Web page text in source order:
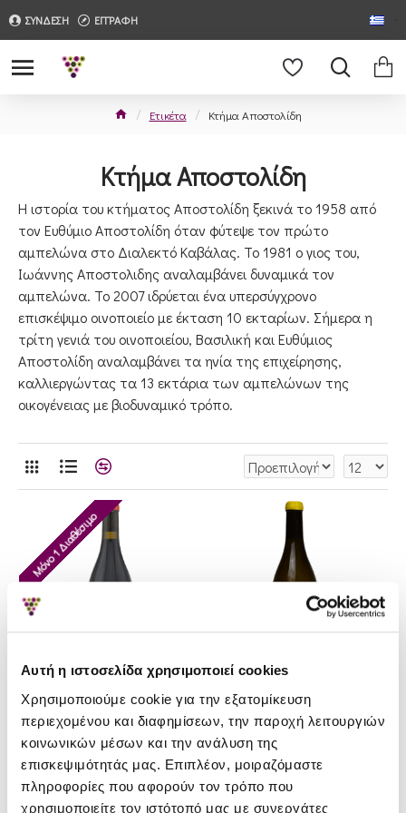
Αυτή η ιστοσελίδα χρησιμοποιεί cookies
Χρησιμοποιούμε cookie για την εξατομίκευση
περιεχομένου και διαφημίσεων, την παροχή λειτουργιών
κοινωνικών μέσων και την ανάλυση της
επισκεψιμότητάς μας. Επιπλέον, μοιραζόμαστε
πληροφορίες που αφορούν τον τρόπο που
χρησιμοποιείτε τον ιστότοπό μας με συνεργάτες
ΣΥΝΔΕΣΗ ΕΓΓΡΑΦΗ
Ετικέτα Κτήμα Αποστολίδη
Κτήμα Αποστολίδη
Η ιστορία του κτήματος Αποστολίδη ξεκινά το 1958 από
τον Ευθύμιο Αποστολίδη όταν φύτεψε τον πρώτο
αμπελώνα στο Διαλεκτό Καβάλας. Το 1981 ο γιος του,
Ιωάννης Αποστολιδης αναλαμβάνει δυναμικά τον
αμπελώνα. Το 2007 ιδρύεται ένα υπερσύγχρονο
επισκέψιμο οινοποιείο με έκταση 10 εκταρίων. Σήμερα η
τρίτη γενιά του οινοποιείου, Βασιλική και Ευθύμιος
Αποστολίδη αναλαμβάνει τα ηνία της επιχείρησης,
καλλιεργώντας τα 13 εκτάρια των αμπελώνων της
οικογένειας με βιοδυναμικό τρόπο.
Μόνο 1 Διαθέσιμο
Κτήμα Αποστολίδη
Κτήμα Αποστολίδη
Karapapas Παλαιοχώρι
Κτήμα Αποστολίδη
Κτήμα Αποστολίδη Βιδιανό
2024